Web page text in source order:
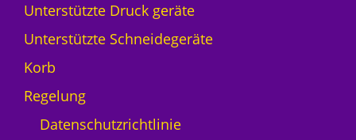
Unterstützte Druck geräte
Unterstützte Schneidegeräte
Korb
Regelung
Datenschutzrichtlinie